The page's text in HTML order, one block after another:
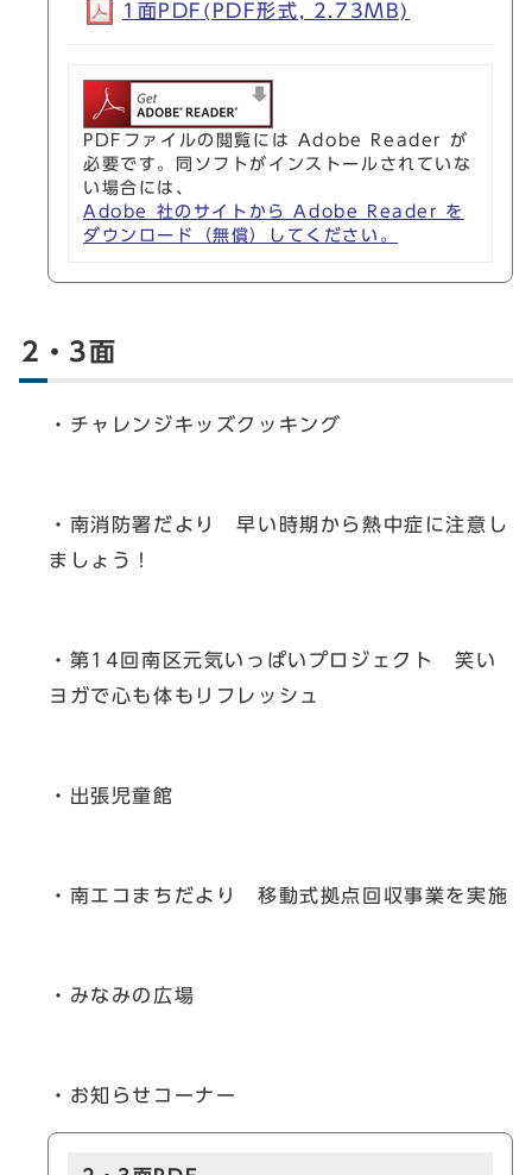
1面PDF(PDF形式, 2.73MB)
PDFファイルの閲覧には Adobe Reader が
必要です。同ソフトがインストールされていな
い場合には、
Adobe 社のサイトから Adobe Reader を
ダウンロード（無償）してください。
2・3面
・チャレンジキッズクッキング
・南消防署だより 早い時期から熱中症に注意し
ましょう！
・第14回南区元気いっぱいプロジェクト 笑い
ヨガで心も体もリフレッシュ
・出張児童館
・南エコまちだより 移動式拠点回収事業を実施
・みなみの広場
・お知らせコーナー